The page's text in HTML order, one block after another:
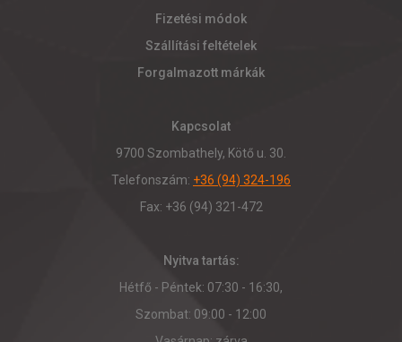
Fizetési módok
Szállítási feltételek
Forgalmazott márkák
Kapcsolat
9700 Szombathely, Kötő u. 30.
Telefonszám: +36 (94) 324-196
Fax: +36 (94) 321-472
Nyitva tartás:
Hétfő - Péntek: 07:30 - 16:30,
Szombat: 09:00 - 12:00